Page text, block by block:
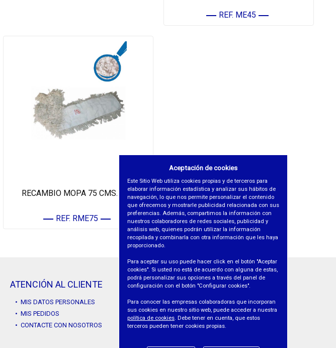
REF. ME45
RECAMBIO MOPA 75 CMS. EDA
REF. RME75
ATENCIÓN AL CLIENTE
• MIS DATOS PERSONALES
• MIS PEDIDOS
• CONTACTE CON NOSOTROS
INFORMACIÓN
• AVISO LEGAL
• PROTECCIÓN DE DATOS
• POLÍTICA DE COOKIES
Aceptación de cookies
Este Sitio Web utiliza cookies propias y de terceros para
elaborar información estadística y analizar sus hábitos de
navegación, lo que nos permite personalizar el contenido
que ofrecemos y mostrarle publicidad relacionada con sus
preferencias. Además, compartimos la información con
nuestros colaboradores de redes sociales, publicidad y
análisis web, quienes podrán utilizar la información
recopilada y combinarla con otra información que les haya
proporcionado.
Para aceptar su uso puede hacer click en el botón "Aceptar
cookies". Si usted no está de acuerdo con alguna de estas,
podrá personalizar sus opciones a través del panel de
configuración con el botón "Configurar cookies".
Para conocer las empresas colaboradoras que incorporan
sus cookies en nuestro sitio web, puede acceder a nuestra
política de cookies. Debe tener en cuenta, que estos
terceros pueden tener cookies propias.